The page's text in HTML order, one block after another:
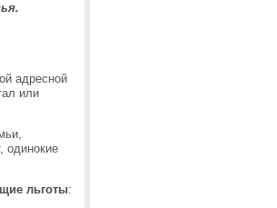
адресной
или
одинокие
льготы: